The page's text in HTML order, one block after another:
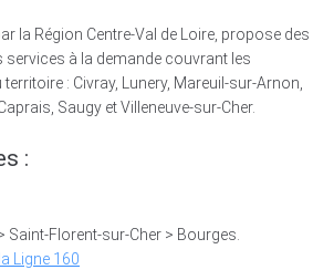
la Région Centre-Val de Loire, propose des
services à la demande couvrant les
: Civray, Lunery, Mareuil-sur-Arnon,
Saugy et Villeneuve-sur-Cher.
:
Saint-Florent-sur-Cher > Bourges.
Ligne 160